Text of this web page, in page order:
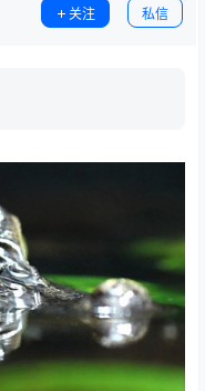
关注 私信